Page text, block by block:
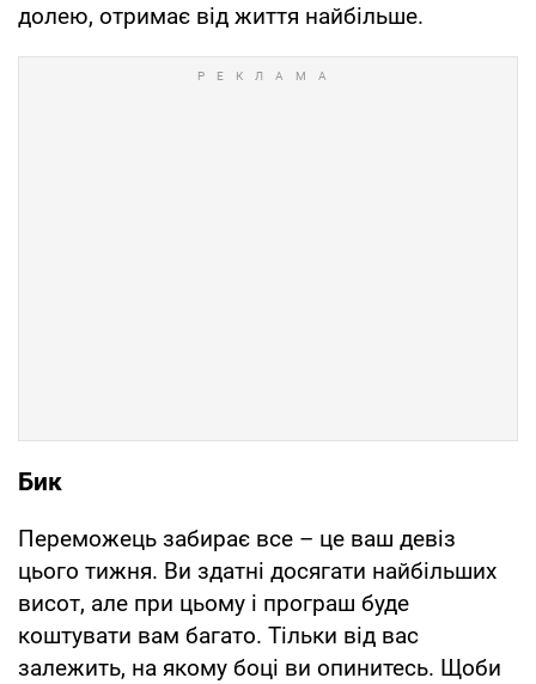
долею, отримає від життя найбільше.
Бик
Переможець забирає все – це ваш девіз
цього тижня. Ви здатні досягати найбільших
висот, але при цьому і програш буде
коштувати вам багато. Тільки від вас
залежить, на якому боці ви опинитесь. Щоби